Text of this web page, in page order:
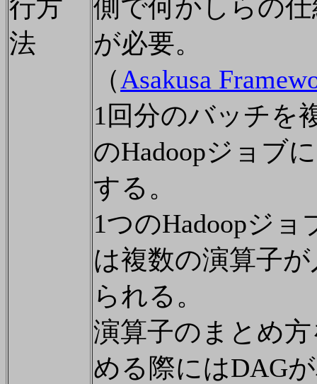
行方
法
側で何かしらの
が必要。
（Asakusa
1回分のバッチを
のHadoopジョブ
する。
1つのHadoopジョ
は複数の演算子
られる。
演算子のまとめ
める際にはDAG